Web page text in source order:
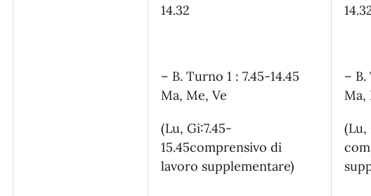
14.32
– B. Turno 1 : 7.45-14.45
Ma, Me, Ve
(Lu, Gi:7.45-
15.45comprensivo di
lavoro supplementare)
– B.
Ma,
(Lu,